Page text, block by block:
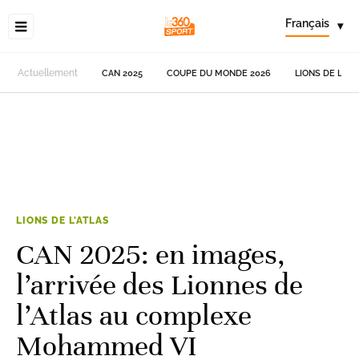
Français ▾
Actuellement CAN 2025 COUPE DU MONDE 2026 LIONS DE
LIONS DE L'ATLAS
CAN 2025: en images,
l’arrivée des Lionnes de
l’Atlas au complexe
Mohammed VI